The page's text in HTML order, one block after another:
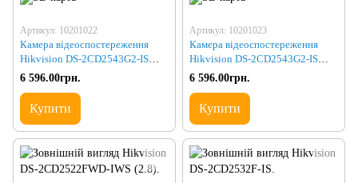
Артикул: 10201022
Камера відеоспостереження
Hikvision DS-2CD2543G2-IS
(2.8)
6 596.00грн.
Купити
Артикул: 10201023
Камера відеоспостереження
Hikvision DS-2CD2543G2-IS
(2.8) BLACK
6 596.00грн.
Купити